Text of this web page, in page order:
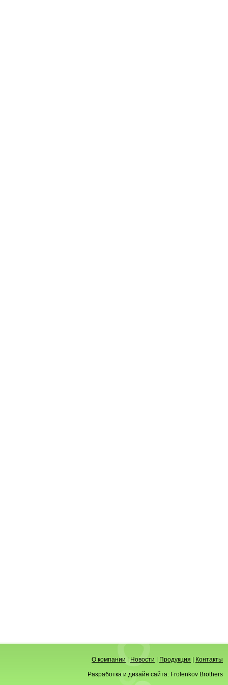
О компании |Новости Продукция Контакты
Разработка и дизайн сайта: Frolenkov Brothers